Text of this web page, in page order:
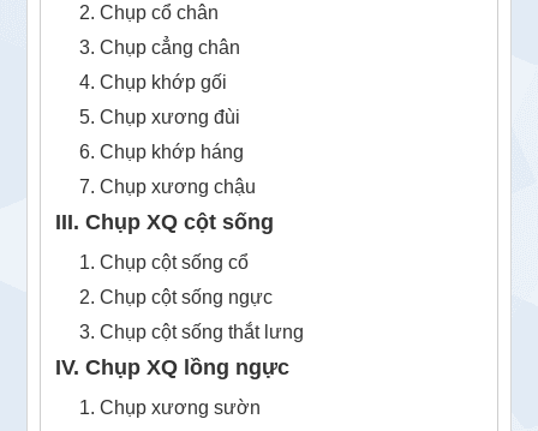
2. Chụp cổ chân
3. Chụp cẳng chân
4. Chụp khớp gối
5. Chụp xương đùi
6. Chụp khớp háng
7. Chụp xương chậu
III. Chụp XQ cột sống
1. Chụp cột sống cổ
2. Chụp cột sống ngực
3. Chụp cột sống thắt lưng
IV. Chụp XQ lồng ngực
1. Chụp xương sườn